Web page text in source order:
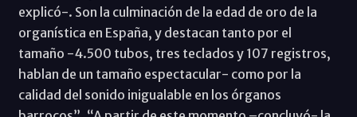
explicó-. Son la culminación de la edad de oro de la
organística en España, y destacan tanto por el
tamaño -4.500 tubos, tres teclados y 107 registros,
hablan de un tamaño espectacular- como por la
calidad del sonido inigualable en los órganos